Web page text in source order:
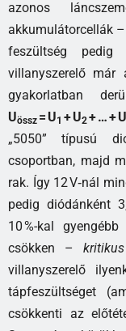
azonos
akkumulátorcellák
feszültség pedig
villanyszerelő már
gyakorlatban
Uössz = U1 + U2+ … + U
„5050” típusú
csoportban, majd
rak. Így 12 V‑nál
pedig diódánként
10 %-kal
csökken –
villanyszerelő
tápfeszültséget
csökkenti az